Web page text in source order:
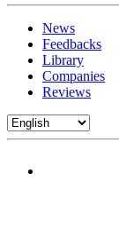
News
Feedbacks
Library
Companies
Reviews